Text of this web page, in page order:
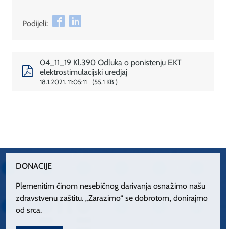
Podijeli:
04_11_19 Kl.390 Odluka o ponistenju EKT
elektrostimulacijski uredjaj
18.1.2021. 11:05:11 55,1 KB
DONACIJE
Plemenitim činom nesebičnog darivanja osnažimo našu
zdravstvenu zaštitu. „Zarazimo“ se dobrotom, donirajmo
od srca.